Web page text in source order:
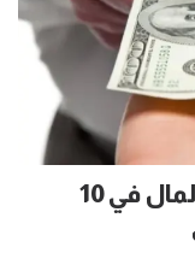
10 أمور يمكنك أن تتعلمها عن المال في 10